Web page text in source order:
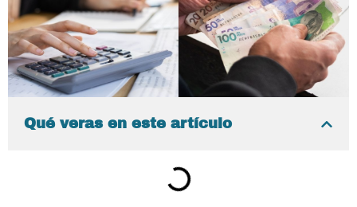
Qué veras en este artículo